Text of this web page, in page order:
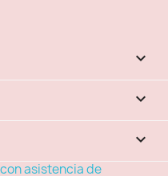


keyboard_arrow_down
asistencia de